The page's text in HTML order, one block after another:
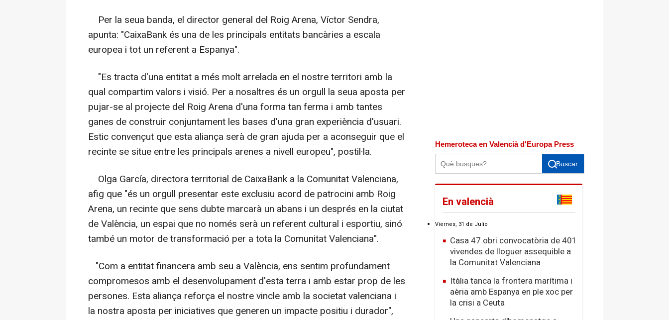
Per la seua banda, el director general del Roig Arena, Víctor Sendra,
apunta: "CaixaBank és una de les principals entitats bancàries a escala
europea i tot un referent a Espanya".
"Es tracta d'una entitat a més molt arrelada en el nostre territori amb la
qual compartim valors i visió. Per a nosaltres és un orgull la seua aposta per
pujar-se al projecte del Roig Arena d'una forma tan ferma i amb tantes
ganes de construir conjuntament les bases d'una gran experiència d'usuari.
Estic convençut que esta aliança serà de gran ajuda per a aconseguir que el
recinte se situe entre les principals arenes a nivell europeu", postil·la.
Olga García, directora territorial de CaixaBank a la Comunitat Valenciana,
afig que "és un orgull presentar este exclusiu acord de patrocini amb Roig
Arena, un recinte que sens dubte marcarà un abans i un després en la ciutat
de València, un espai que no només serà un referent cultural i esportiu, sinó
també un motor de transformació per a tota la Comunitat Valenciana".
"Com a entitat financera amb seu a València, ens sentim profundament
compromesos amb el desenvolupament d'esta terra i amb estar prop de les
persones. Esta aliança reforça el nostre vincle amb la societat valenciana i
la nostra aposta per iniciatives que generen un impacte positiu i durador",
Hemeroteca en Valencià d'Europa Press
Buscar
En valencià
Viernes, 31 de Julio
Casa 47 obri convocatòria de 401
vivendes de lloguer assequible a
la Comunitat Valenciana
Itàlia tanca la frontera marítima i
aèria amb Espanya en ple xoc per
la crisi a Ceuta